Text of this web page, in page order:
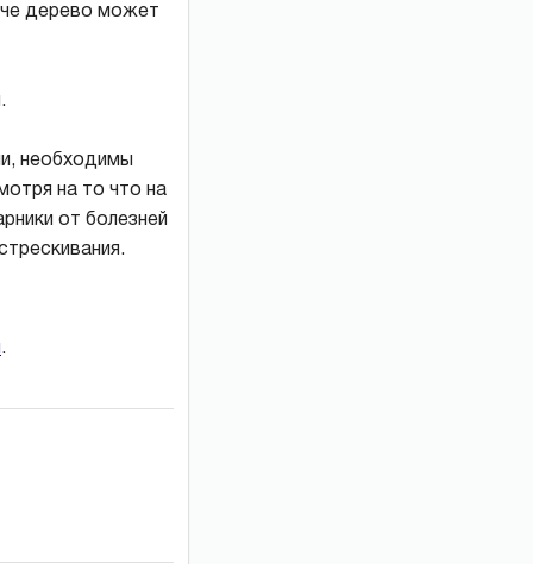
дерево может
необходимы
на то что на
от болезней
.